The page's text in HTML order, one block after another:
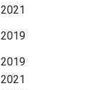
2021
2019
2019
2021